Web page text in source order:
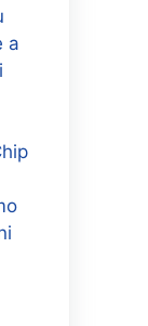
a